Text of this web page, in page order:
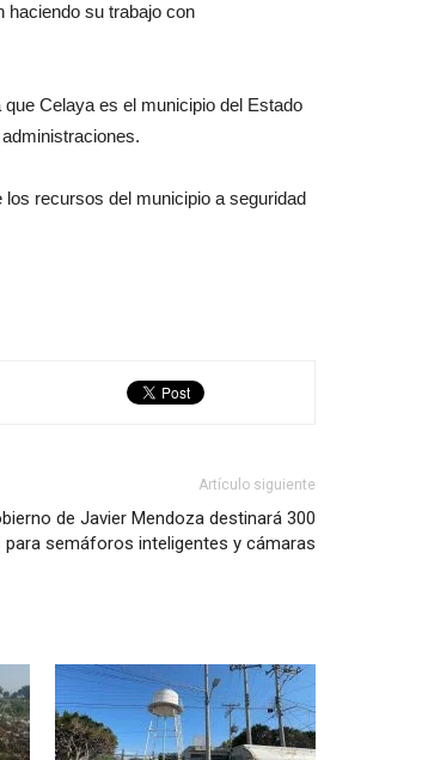
haciendo su trabajo con
Celaya es el municipio del Estado
recursos del municipio a seguridad
Artículo siguiente
de Javier Mendoza destinará 300
para semáforos inteligentes y cámaras